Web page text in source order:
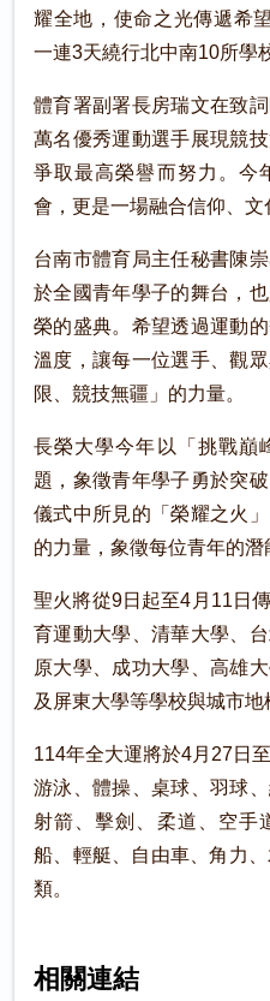
耀全地，使命之光傳遞希
一連3天繞行北中南10所學
體育署副署長房瑞文在致
萬名優秀運動選手展現競
爭取最高榮譽而努力。今
會，更是一場融合信仰、文
台南市體育局主任秘書陳
於全國青年學子的舞台，
榮的盛典。希望透過運動
溫度，讓每一位選手、觀
限、競技無疆」的力量。
長榮大學今年以「挑戰巔
題，象徵青年學子勇於突
儀式中所見的「榮耀之火
的力量，象徵每位青年的潛
聖火將從9日起至4月11日
育運動大學、清華大學、
原大學、成功大學、高雄
及屏東大學等學校與城市地
114年全大運將於4月27日
游泳、體操、桌球、羽球
射箭、擊劍、柔道、空手
船、輕艇、自由車、角力
類。
相關連結